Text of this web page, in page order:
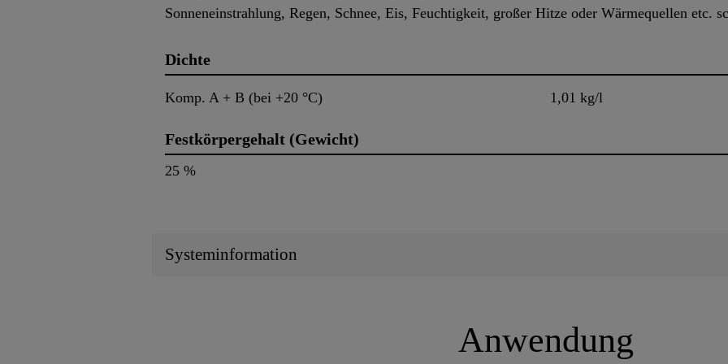
Sonneneinstrahlung, Regen, Schnee, Eis, Feuchtigkeit, großer Hitze oder Wärmequellen etc.
Dichte
Komp. A + B (bei +20 °C) 1,01 kg/l
Festkörpergehalt (Gewicht)
25 %
Systeminformation
Anwendung